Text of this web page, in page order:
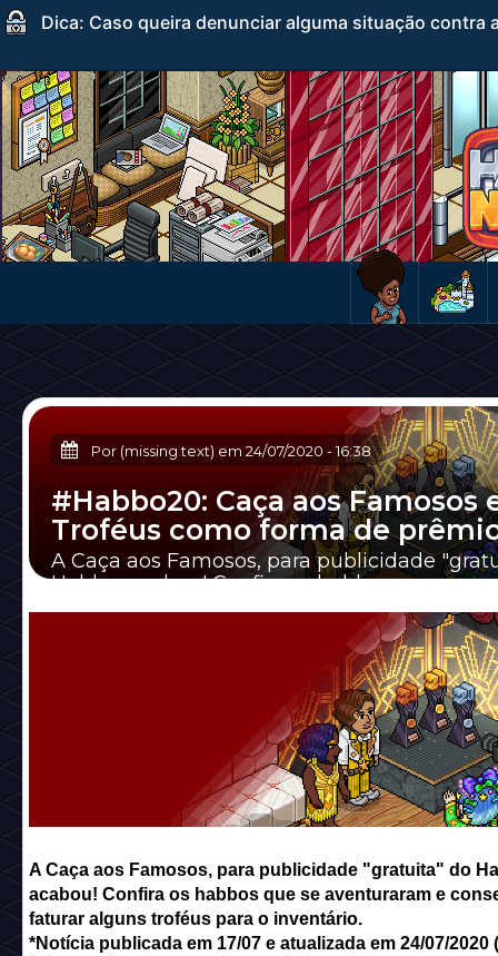
Dica: Caso queira denunciar alguma situação
Por (missing text) em 24/07/2020 -16:38
#Habbo20: Caça aos Famosos
Troféus como forma de
A Caça aos Famosos, para publicidade
Habbo, acabou! Confira os habbos que se
A Caça aos Famosos, para publicidade "gratuita" do
acabou! Confira os habbos que se aventuraram e
faturar alguns troféus para o inventário.
*Notícia publicada em 17/07 e atualizada em 24/07/2020 (